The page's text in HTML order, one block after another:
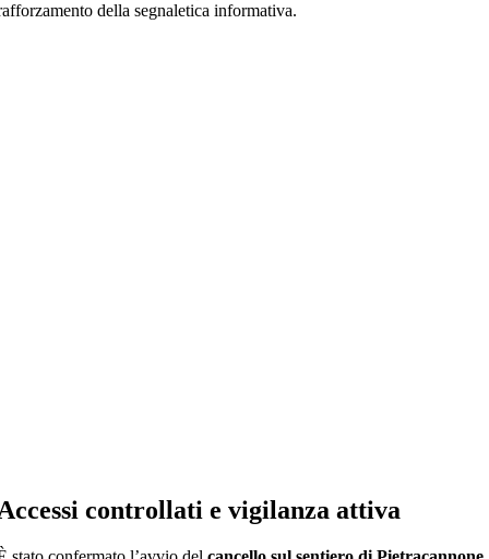
della segnaletica informativa.
controllati e vigilanza attiva